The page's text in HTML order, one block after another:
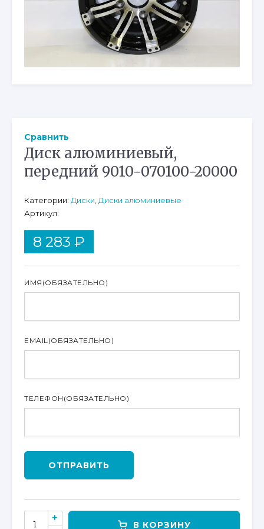
Диск алюминиевый,
передний 9010-070100-20000
8 283 ₽
ИМЯ (ОБЯЗАТЕЛЬНО)
EMAIL(ОБЯЗАТЕЛЬНО)
ТЕЛЕФОН (ОБЯЗАТЕЛЬНО)
ОТПРАВИТЬ
КОЛИЧЕСТВО
В КОРЗИНУ
Сравнить
Категории: Диски Диски алюминиевые
Артикул: